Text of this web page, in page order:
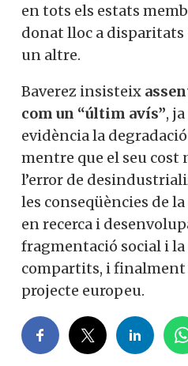
en tots els estats
donat lloc a disparitats
un altre.
Baverez insisteix
com un “últim avís”,
evidència la
mentre que el seu cost
l’error de
les conseqüències de
en recerca i
fragmentació social i la
compartits, i
projecte europeu.